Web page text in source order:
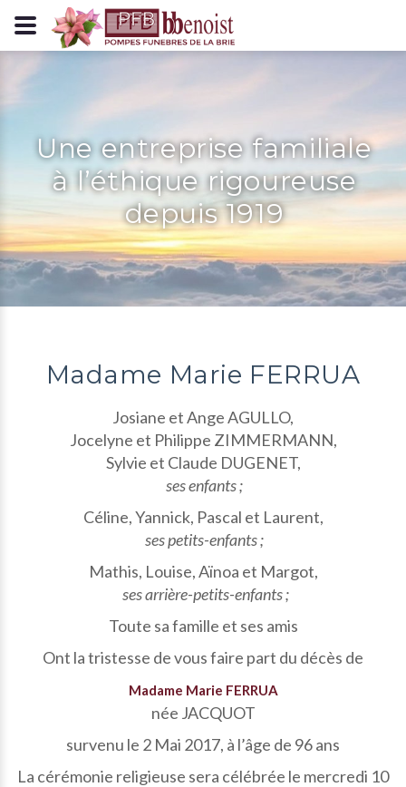
Panneau de gestion des cookies
Une entreprise familiale
à l’éthique rigoureuse
depuis 1919
Madame Marie FERRUA
Josiane et Ange AGULLO,
Jocelyne et Philippe ZIMMERMANN,
Sylvie et Claude DUGENET,
ses enfants ;
Céline, Yannick, Pascal et Laurent,
ses petits-enfants ;
Mathis, Louise, Aïnoa et Margot,
ses arrière-petits-enfants ;
Toute sa famille et ses amis
Ont la tristesse de vous faire part du décès de
Madame Marie FERRUA
née JACQUOT
survenu le 2 Mai 2017, à l’âge de 96 ans
La cérémonie religieuse sera célébrée le mercredi 10